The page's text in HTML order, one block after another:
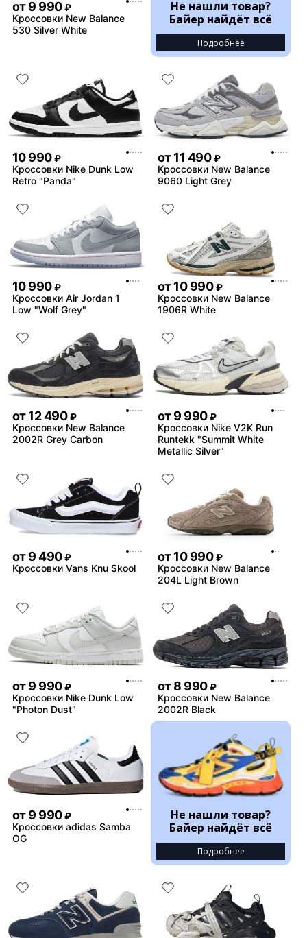
от9 990 ₽
Кроссовки New Balance
530 Silver White
Не нашли товар?
Байер найдёт всё
Подробнее
10 990 ₽
Кроссовки Nike Dunk Low
Retro "Panda"
от11 490 ₽
Кроссовки New Balance
9060 Light Grey
10 990 ₽
Кроссовки Air Jordan 1
Low "Wolf Grey"
от10 990 ₽
Кроссовки New Balance
1906R White
от12 490 ₽
Кроссовки New Balance
2002R Grey Carbon
от9 990 ₽
Кроссовки Nike V2K Run
Runtekk "Summit White
Metallic Silver"
от9 490 ₽
Кроссовки Vans Knu Skool
от10 990 ₽
Кроссовки New Balance
204L Light Brown
от9 990 ₽
Кроссовки Nike Dunk Low
"Photon Dust"
от8 990 ₽
Кроссовки New Balance
2002R Black
от9 990 ₽
Кроссовки adidas Samba
OG
Не нашли товар?
Байер найдёт всё
Подробнее